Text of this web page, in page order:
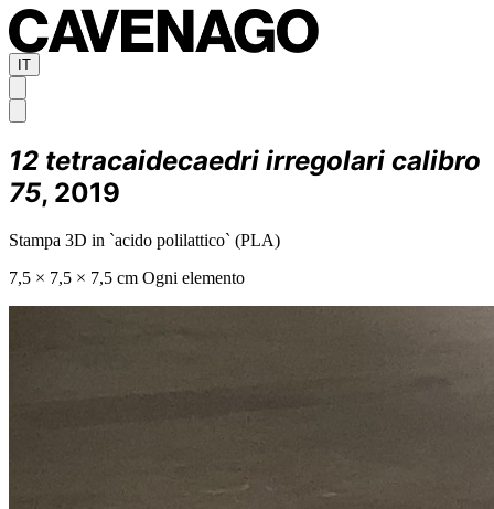
IT
12 tetracaidecaedri irregolari calibro
75, 2019
Stampa 3D in `acido polilattico` (PLA)
7,5 × 7,5 × 7,5 cm Ogni elemento